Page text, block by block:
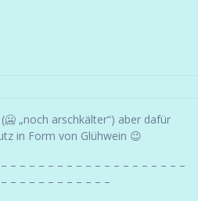
„noch arschkälter“) aber dafür
in Form von Glühwein 😉
– – – – – – – – – – – – – – – – – – –
– – – – – – – – – – –